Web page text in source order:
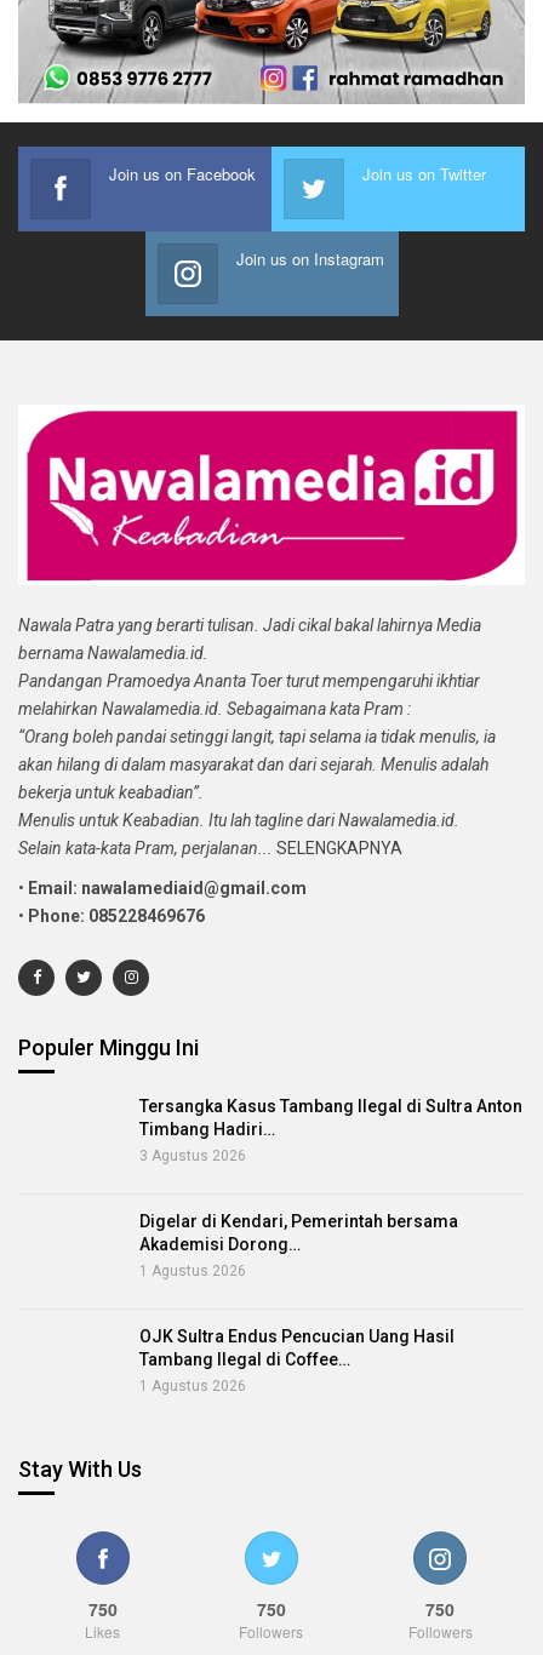
Join us on Facebook Join us on Twitter
Join us on Instagram
Nawala Patra yang berarti tulisan. Jadi cikal bakal lahirnya Media
bernama Nawalamedia.id.
Pandangan Pramoedya Ananta Toer turut mempengaruhi ikhtiar
melahirkan Nawalamedia.id. Sebagaimana kata Pram :
“Orang boleh pandai setinggi langit, tapi selama ia tidak menulis, ia
akan hilang di dalam masyarakat dan dari sejarah. Menulis adalah
bekerja untuk keabadian”.
Menulis untuk Keabadian. Itu lah tagline dari Nawalamedia.id.
Selain kata-kata Pram, perjalanan... SELENGKAPNYA
• Email: nawalamediaid@gmail.com
• Phone: 085228469676
Populer Minggu Ini
Tersangka Kasus Tambang Ilegal di Sultra Anton
Timbang Hadiri…
3 Agustus 2026
Digelar di Kendari, Pemerintah bersama
Akademisi Dorong…
1 Agustus 2026
OJK Sultra Endus Pencucian Uang Hasil
Tambang Ilegal di Coffee…
1 Agustus 2026
Stay With Us
750
Likes
750
Followers
750
Followers